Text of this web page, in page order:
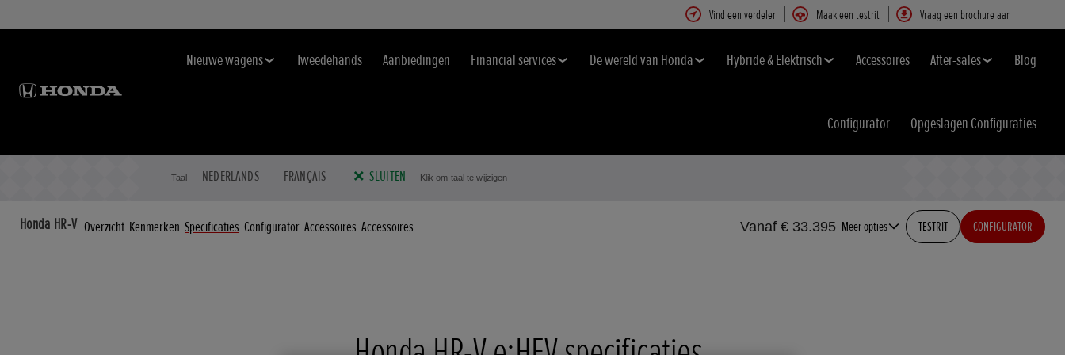
Vind een verdeler Maak een testrit Vraag een brochure aan
Nieuwe wagens Tweedehands Aanbiedingen Financial services De wereld van Honda Hybride & Elektrisch Accessoires After-sales Blog
Configurator Opgeslagen Configuraties
Taal NEDERLANDS FRANÇAIS SLUITEN Klik om taal te wijzigen
Honda HR-V Overzicht Kenmerken Specificaties Configurator Accessoires Accessoires Vanaf € 33.395 Meer opties TESTRIT CONFIGURATOR